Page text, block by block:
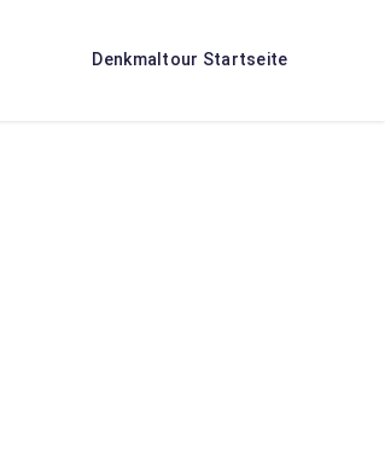
Denkmaltour Startseite